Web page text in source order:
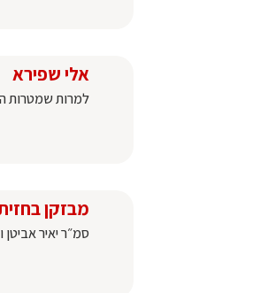
אלי שפירא
למרות שמטרות
מבזקן
סמ״ר יאיר